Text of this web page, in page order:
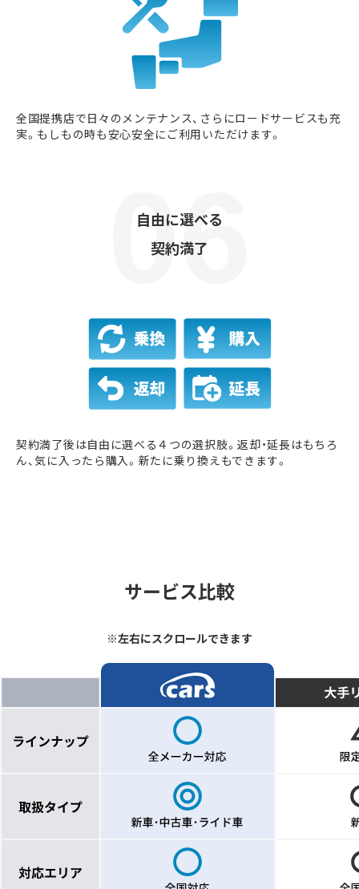
全国提携店で日々のメンテナンス、さらにロードサービスも充
実。もしもの時も安心安全にご利用いただけます。
自由に選べる
契約満了
契約満了後は自由に選べる４つの選択肢。返却・延長はもちろ
ん、気に入ったら購入。新たに乗り換えもできます。
サービス比較
※左右にスクロールできます